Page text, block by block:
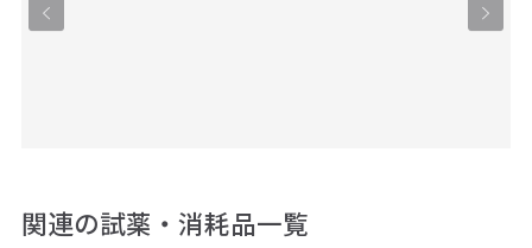
関連の試薬・消耗品一覧